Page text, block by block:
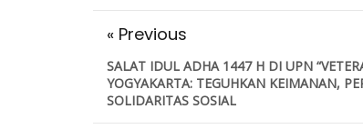
« Previous
SALAT IDUL ADHA 1447 H DI UPN
YOGYAKARTA: TEGUHKAN KEIMANAN,
SOLIDARITAS SOSIAL